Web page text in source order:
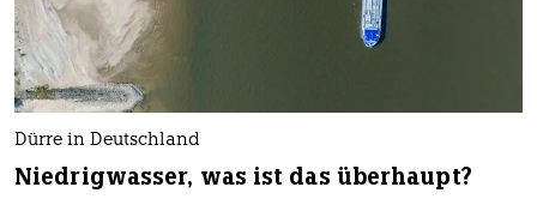
Dürre in Deutschland
Niedrigwasser, was ist das überhaupt?